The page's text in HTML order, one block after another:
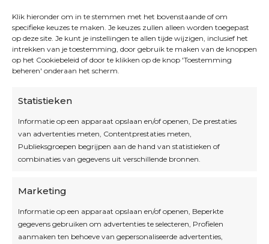
Klik hieronder om in te stemmen met het bovenstaande of om
specifieke keuzes te maken. Je keuzes zullen alleen worden toegepast
op deze site. Je kunt je instellingen te allen tijde wijzigen, inclusief het
intrekken van je toestemming, door gebruik te maken van de knoppen
op het Cookiebeleid of door te klikken op de knop 'Toestemming
beheren' onderaan het scherm.
Statistieken
Informatie op een apparaat opslaan en/of openen, De prestaties
van advertenties meten, Contentprestaties meten,
Publieksgroepen begrijpen aan de hand van statistieken of
combinaties van gegevens uit verschillende bronnen.
Marketing
Informatie op een apparaat opslaan en/of openen, Beperkte
gegevens gebruiken om advertenties te selecteren, Profielen
aanmaken ten behoeve van gepersonaliseerde advertenties,
Openingsuren
Blijf op de hoogte